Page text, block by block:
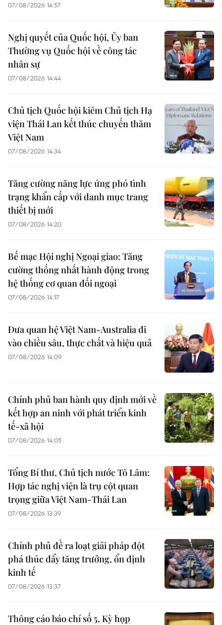
07/08/2026 14:57
Nghị quyết của Quốc hội, Ủy ban
Thường vụ Quốc hội về công tác
nhân sự
07/08/2026 14:44
Chủ tịch Quốc hội kiêm Chủ tịch Hạ
viện Thái Lan kết thúc chuyến thăm
Việt Nam
07/08/2026 14:34
Tăng cường năng lực ứng phó tình
trạng khẩn cấp với danh mục trang
thiết bị mới
07/08/2026 14:20
Bế mạc Hội nghị Ngoại giao: Tăng
cường thống nhất hành động trong
hệ thống cơ quan đối ngoại
07/08/2026 14:17
Đưa quan hệ Việt Nam-Australia đi
vào chiều sâu, thực chất và hiệu quả
07/08/2026 14:09
Chính phủ ban hành quy định mới về
kết hợp an ninh với phát triển kinh
tế-xã hội
07/08/2026 14:05
Tổng Bí thư, Chủ tịch nước Tô Lâm:
Hợp tác nghị viện là trụ cột quan
trọng giữa Việt Nam-Thái Lan
07/08/2026 13:39
Chính phủ đề ra loạt giải pháp đột
phá thúc đẩy tăng trưởng, ổn định
kinh tế
07/08/2026 13:37
Thông cáo báo chí số 5, Kỳ họp